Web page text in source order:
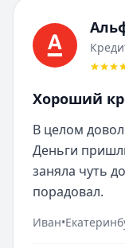
Хороший
В целом
Деньги
заняла чуть
порадовал.
Иван•